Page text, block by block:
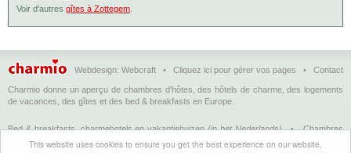
This website uses cookies to ensure you get the best experience on our website.
Voir d'autres gîtes à Zottegem
Webdesign: Webcraft • Cliquez ici pour gérer vos pages • Contact
Charmio donne un aperçu de chambres d'hôtes, des hôtels de charme, des logements
de vacances, des gîtes et des bed & breakfasts en Europe.
Bed & breakfasts, charmehotels en vakantiehuizen (in het Nederlands)•Chambres
d'hôtes, hôtels de charme et logements de vacances
(en français) •